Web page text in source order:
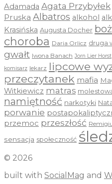
Adamada Agata Przybyłek
Pruska Albatros alkohol
Krasińska Augusta Docher
choroba Daria Orlicz druga
gwałt Iwona Banach Jorn Lier Horst
komisarz lekarz lipcowe
przeczytanek mafia
Witkiewicz matras
namiętność narkotyki
porwanie
przemoc przeszłość
sensacja społeczność
© 2026
built with SocialMag and